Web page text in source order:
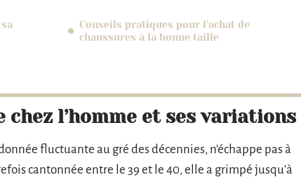
Conseils pratiques pour l’achat de
chaussures à la bonne taille
chez l’homme et ses variations
fluctuante au gré des décennies, n’échappe pas à
cantonnée entre le 39 et le 40, elle a grimpé jusqu’à